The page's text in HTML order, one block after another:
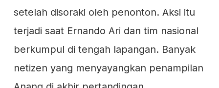
setelah disoraki oleh penonton. Aksi itu
terjadi saat Ernando Ari dan tim nasional
berkumpul di tengah lapangan. Banyak
netizen yang menyayangkan penampilan